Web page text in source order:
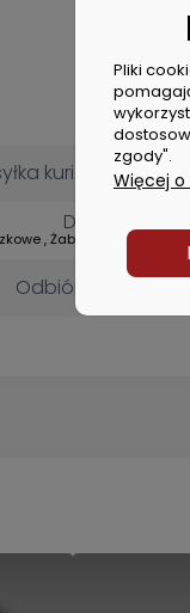
zawiera ewentualnych
kurierska DPD
DPD Pickup
, Żabka , Dino, Lidl)
Odbiór osobisty
Pliki
zgody".
Więcej